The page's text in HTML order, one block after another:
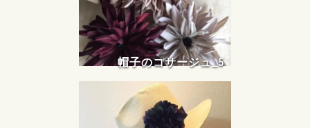
帽子のコサージュ_5